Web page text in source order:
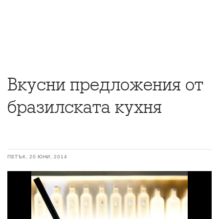
Вкусни предложения от
бразилската кухня
ПЕТЪК, 20 ЮНИ, 2014